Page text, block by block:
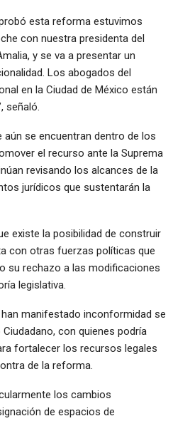
esta reforma estuvimos
con nuestra presidenta del
y se va a presentar un
Los abogados del
en la Ciudad de México están
señaló.
aún se encuentran dentro de los
el recurso ante la Suprema
revisando los alcances de la
jurídicos que sustentarán la
existe la posibilidad de construir
con otras fuerzas políticas que
su rechazo a las modificaciones
legislativa.
manifestado inconformidad se
con quienes podría
fortalecer los recursos legales
de la reforma.
los cambios
de espacios de